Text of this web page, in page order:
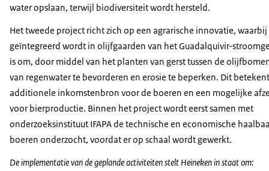
water opslaan, terwijl biodiversiteit wordt hersteld.
Het tweede project richt zich op een agrarische innovatie,
geïntegreerd wordt in olijfgaarden van het Guadalquivir-
is om, door middel van het planten van gerst tussen de
van regenwater te bevorderen en erosie te beperken. Dit
additionele inkomstenbron voor de boeren en een mogelijke
voor bierproductie. Binnen het project wordt eerst samen met
onderzoeksinstituut IFAPA de technische en economische
boeren onderzocht, voordat er op schaal wordt gewerkt.
De implementatie van de geplande activiteiten stelt Heineken in staat om: